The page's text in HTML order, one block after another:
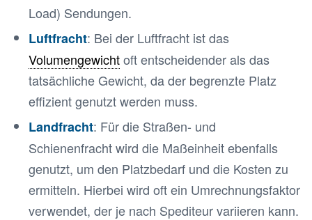
Load) Sendungen.
Luftfracht: Bei der Luftfracht ist das
Volumengewichtoft entscheidender als das
tatsächliche Gewicht, da der begrenzte Platz
effizient genutzt werden muss.
Landfracht: Für die Straßen- und
Schienenfracht wird die Maßeinheit ebenfalls
genutzt, um den Platzbedarf und die Kosten zu
ermitteln. Hierbei wird oft ein Umrechnungsfaktor
verwendet, der je nach Spediteur variieren kann.